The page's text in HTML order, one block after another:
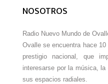
NOSOTROS
Radio Nuevo Mundo de
Ovalle se encuentra hace
prestigio nacional, que
interesarse por la música,
sus espacios radiales.